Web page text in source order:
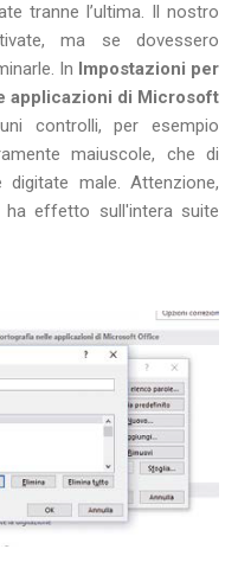
tranne l’ultima. Il nostro
ma se dovessero
In Impostazioni per
applicazioni di Microsoft
controlli, per esempio
maiuscole, che di
male. Attenzione,
effetto sull'intera suite